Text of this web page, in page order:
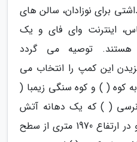
برای نوزادان، سالن های
اینترنت وای فای و یک
هستند. توصیه می گردد
این کمپ را انتخاب می
به کوه ( ) و کوه سنگی زیمبا (
( ) که یک دهانه آتش
فشانی مجذوب کننده است و در ارتفاع 1970 متری از سطح